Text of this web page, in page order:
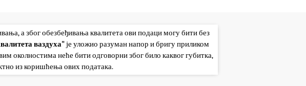
а због обезбеђивања квалитета ови подаци могу бити без
ваздуха"је уложио разуман напор и бригу приликом
околностима неће бити одговорни због било каквог губитка,
из коришћења ових података.